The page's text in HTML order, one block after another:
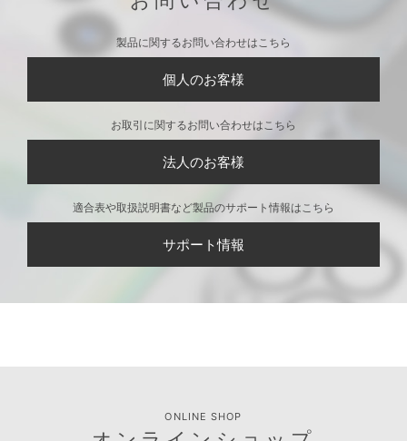
製品に関するお問い合わせはこちら
個人のお客様
お取引に関するお問い合わせはこちら
法人のお客様
適合表や取扱説明書など製品のサポート情報はこちら
サポート情報
ONLINE SHOP